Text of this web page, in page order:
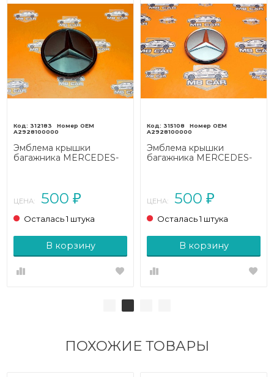
312183
A2928100000
Эмблема крышки
багажника MERCEDES-
ЦЕНА: 500 ₽
Осталась 1 штука
В корзину
315108
A2928100000
Эмблема крышки
багажника MERCEDES-
ЦЕНА: 500 ₽
Осталась 1 штука
В корзину
ПОХОЖИЕ ТОВАРЫ